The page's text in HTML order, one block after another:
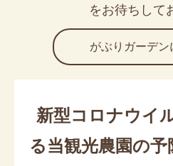
をお待ちして
がぶりガーデン
新型コロナウイ
る当観光農園の予